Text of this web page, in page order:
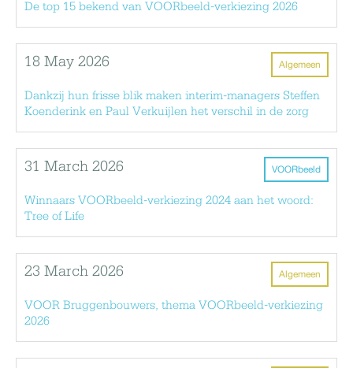
De top 15 bekend van VOORbeeld-verkiezing 2026
Algemeen
18 May 2026
Dankzij hun frisse blik maken interim-managers Steffen
Koenderink en Paul Verkuijlen het verschil in de zorg
VOORbeeld
31 March 2026
Winnaars VOORbeeld-verkiezing 2024 aan het woord:
Tree of Life
Algemeen
23 March 2026
VOOR Bruggenbouwers, thema VOORbeeld-verkiezing
2026